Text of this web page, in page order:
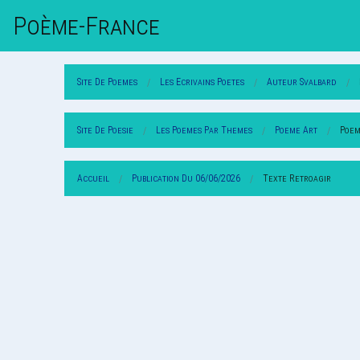
Poème-FrAnce
Site De Poemes Les Ecrivains Poetes Auteur Svalbard
Site De Poesie Les Poemes Par Themes Poeme Art
Accueil Publication Du 06/06/2026 Texte Retroagir